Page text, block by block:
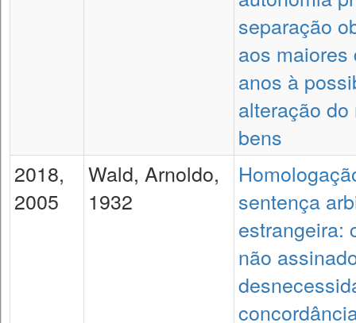
separação
aos maiores
anos à
alteração
bens
2018,
2005
Wald, Arnoldo,
1932
sentença
estrangeira:
não